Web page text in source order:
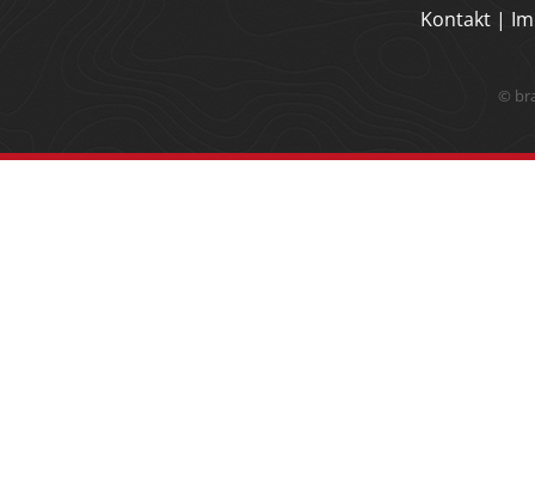
Kontakt |
©